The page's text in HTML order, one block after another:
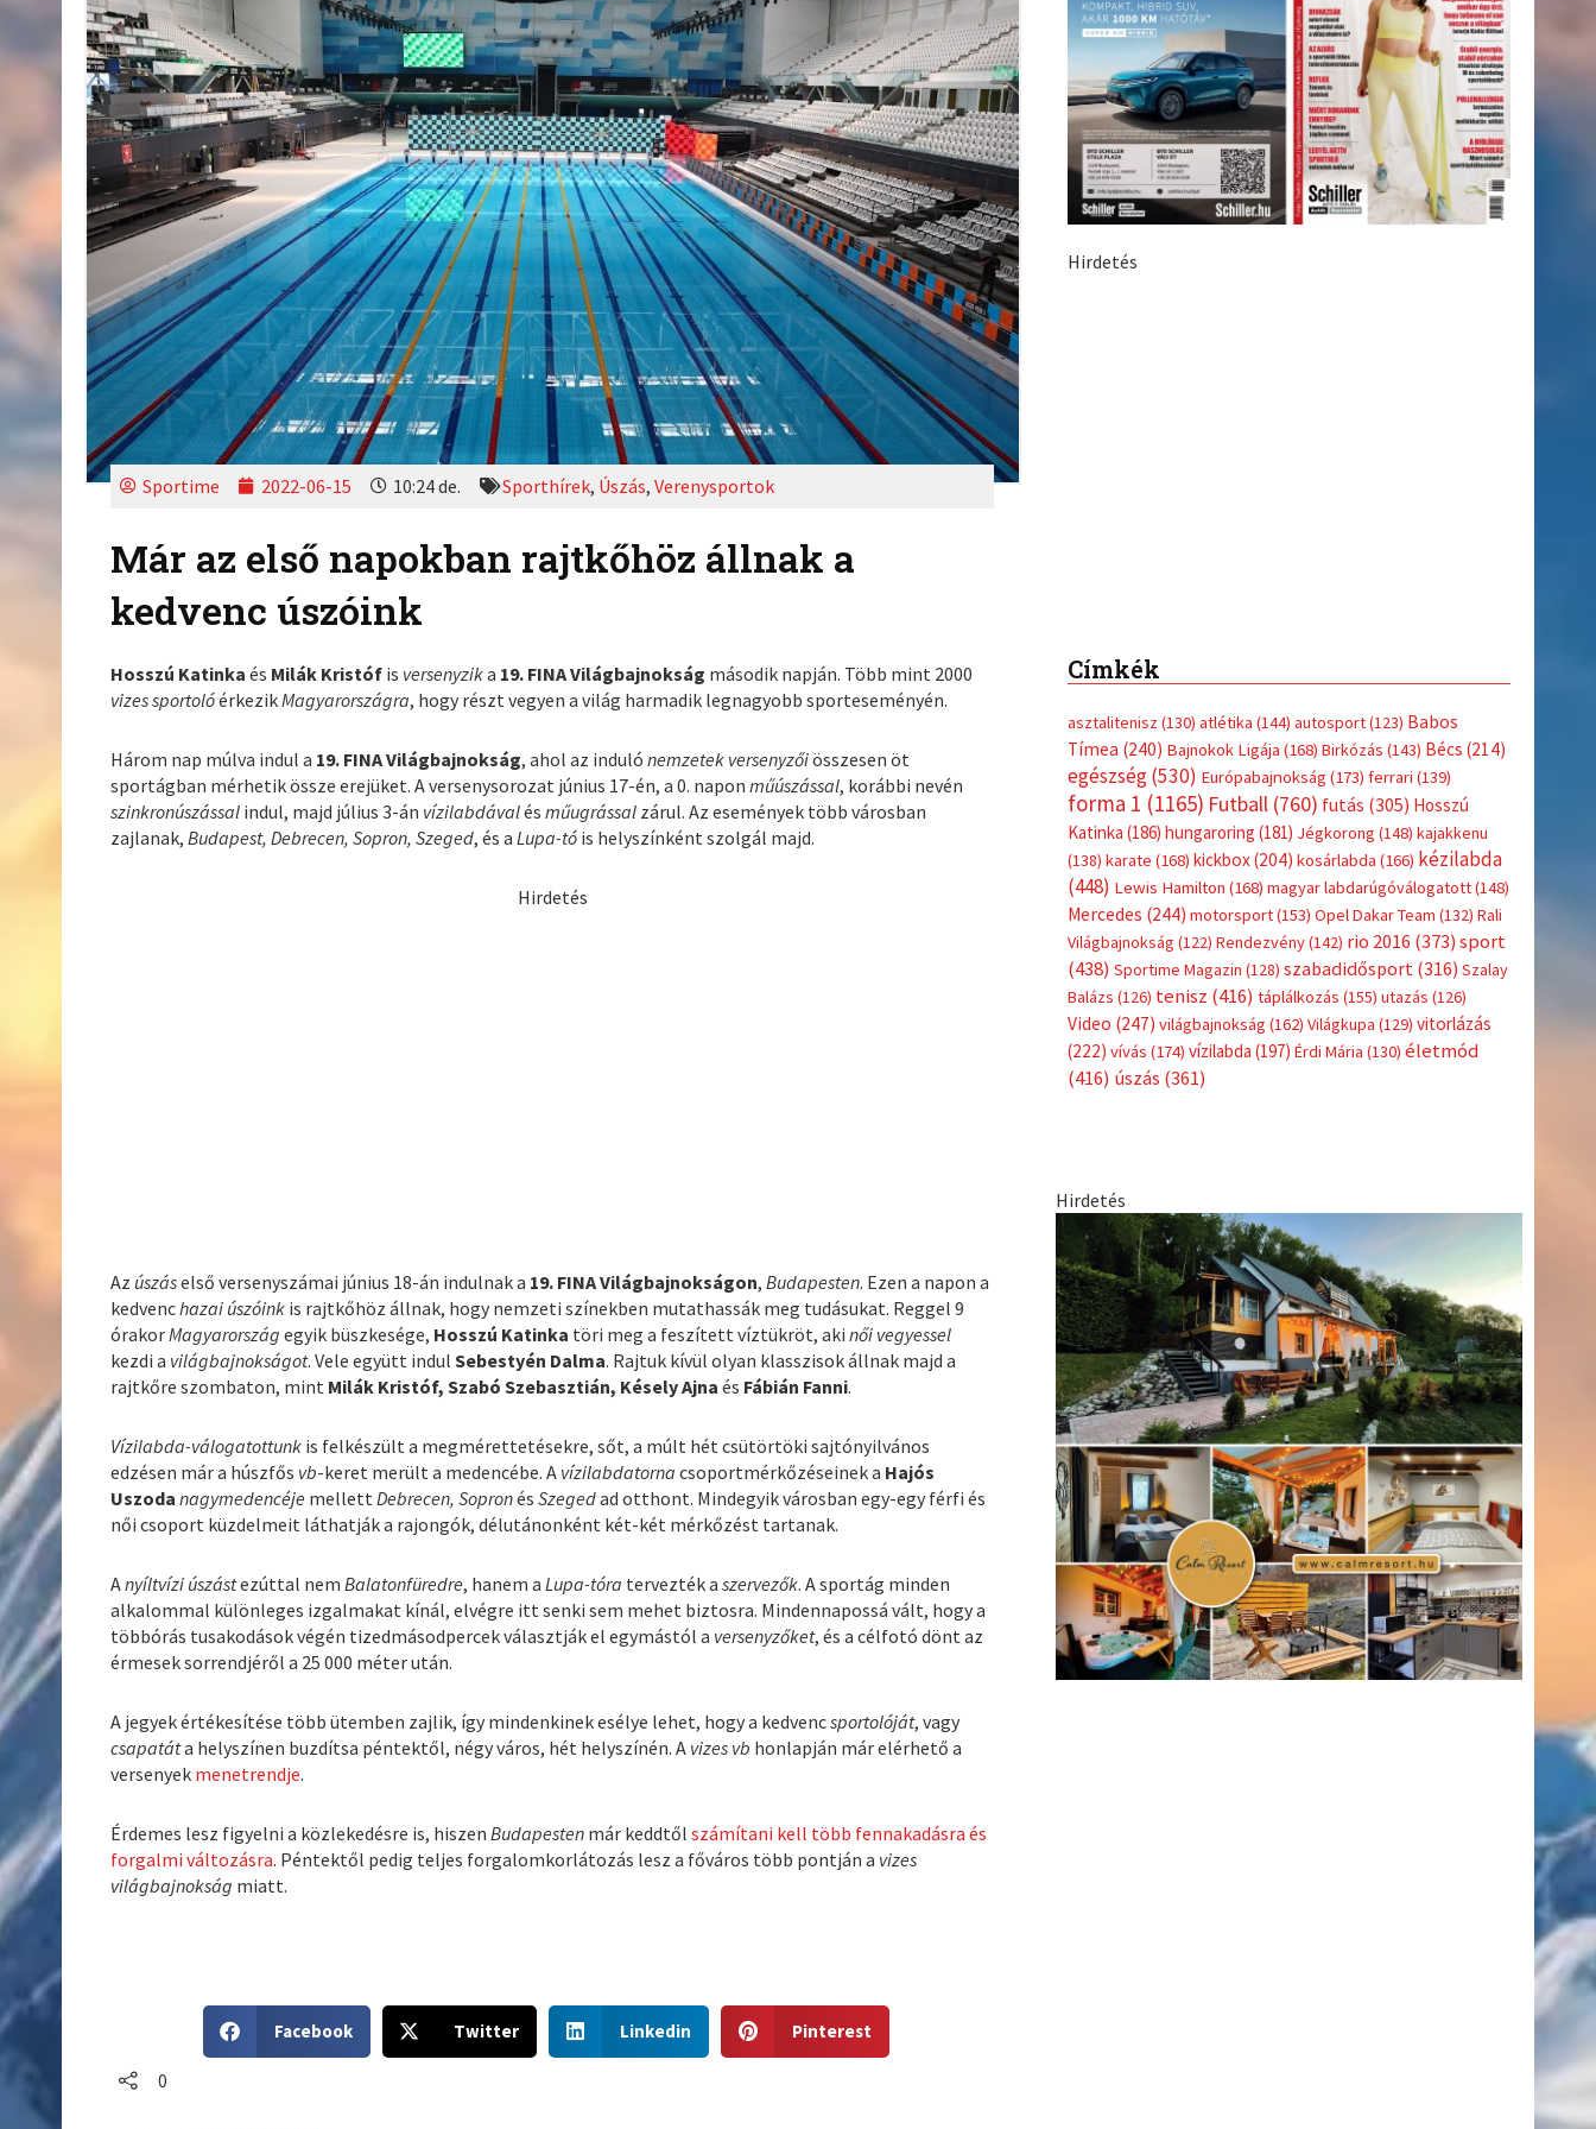
Sportime 2022-06-15 10:24 de. Sporthírek, Úszás, Verenysportok
Már az első napokban rajtkőhöz állnak a
kedvenc úszóink
Hosszú Katinka és Milák Kristóf is versenyzika 19. FINA Világbajnokság második napján. Több mint 2000
vizes sportolóérkezikMagyarországra, hogy részt vegyen a világ harmadik legnagyobb sporteseményén.
Három nap múlva indul a 19. FINA Világbajnokság, ahol az indulónemzetek versenyzőiösszesen öt
sportágban mérhetik össze erejüket. A versenysorozat június 17-én, a 0. naponműúszással, korábbi nevén
szinkronúszással indul, majd július 3-án vízilabdávalésműugrással zárul. Az események több városban
zajlanak,Budapest, Debrecen, Sopron, Szeged, és aLupa-tó is helyszínként szolgál majd.
Hirdetés
Az úszáselső versenyszámai június 18-án indulnak a 19. FINA Világbajnokságon,Budapesten. Ezen a napon a
kedvenchazai úszóink is rajtkőhöz állnak, hogy nemzeti színekben mutathassák meg tudásukat. Reggel 9
órakorMagyarországegyik büszkesége, Hosszú Katinka töri meg a feszített víztükröt, akinői vegyessel
kezdi a világbajnokságot. Vele együtt indulSebestyén Dalma. Rajtuk kívül olyan klasszisok állnak majd a
rajtkőre szombaton, mint Milák Kristóf, Szabó Szebasztián, Késely Ajna és Fábián Fanni.
Vízilabda-válogatottunk is felkészült a megmérettetésekre, sőt, a múlt hét csütörtöki sajtónyilvános
edzésen már a húszfős vb-keret merült a medencébe. A vízilabdatornacsoportmérkőzéseinek a Hajós
Uszoda nagymedencéje mellettDebrecen, SopronésSzegedad otthont. Mindegyik városban egy-egy férfi és
női csoport küzdelmeit láthatják a rajongók, délutánonként két-két mérkőzést tartanak.
Anyíltvízi úszástezúttal nemBalatonfüredre, hanem aLupa-tóra tervezték aszervezők. A sportág minden
alkalommal különleges izgalmakat kínál, elvégre itt senki sem mehet biztosra. Mindennapossá vált, hogy a
többórás tusakodások végén tizedmásodpercek választják el egymástól a versenyzőket, és a célfotó dönt az
érmesek sorrendjéről a 25 000 méter után.
A jegyek értékesítése több ütemben zajlik, így mindenkinek esélye lehet, hogy a kedvencsportolóját, vagy
csapatáta helyszínen buzdítsa péntektől, négy város, hét helyszínén. A vizes vb honlapján már elérhető a
versenyek menetrendje.
Érdemes lesz figyelni a közlekedésre is, hiszenBudapesten már keddtőlszámítani kell több fennakadásra és
forgalmi változásra. Péntektől pedig teljes forgalomkorlátozás lesz a főváros több pontján a vizes
világbajnokság miatt.
h
Facebook
h
Twitter
h
Linkedin
h
Pinterest
0
Hirdetés
Címkék
asztalitenisz(130)atlétika (144)autosport
Tímea(240)Bajnokok Ligája(168) Birkózás(143) Bécs(214)
egészség (530) Európabajnokság(173)ferrari(139)
forma 1 (1165)Futball(760)futás(305)
Hosszú
Katinka(186)hungaroring(181)Jégkorong(148)kajakkenu
(138)karate(168)kickbox(204)kosárlabda(166)kézilabda
(448)Lewis Hamilton(168)magyar labdarúgóválogatott(148)
Mercedes(244)motorsport (153)Opel Dakar Team(132)Rali
Világbajnokság(122)Rendezvény(142)rio 2016(373)sport
(438)
Sportime Magazin(128)szabadidősport(316)Szalay
Balázs(126)tenisz(416)táplálkozás(155)utazás(126)
Video(247)világbajnokság (162)Világkupa(129)vitorlázás
(222)vívás(174)vízilabda(197)Érdi Mária(130)életmód
(416)úszás(361)